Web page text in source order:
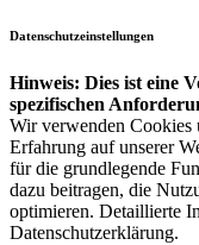
Datenschutzeinstellungen
Hinweis: Dies ist eine
spezifischen
Wir verwenden Cookies
Erfahrung auf unserer
für die grundlegende
dazu beitragen, die
optimieren. Detaillierte
Datenschutzerklärung.